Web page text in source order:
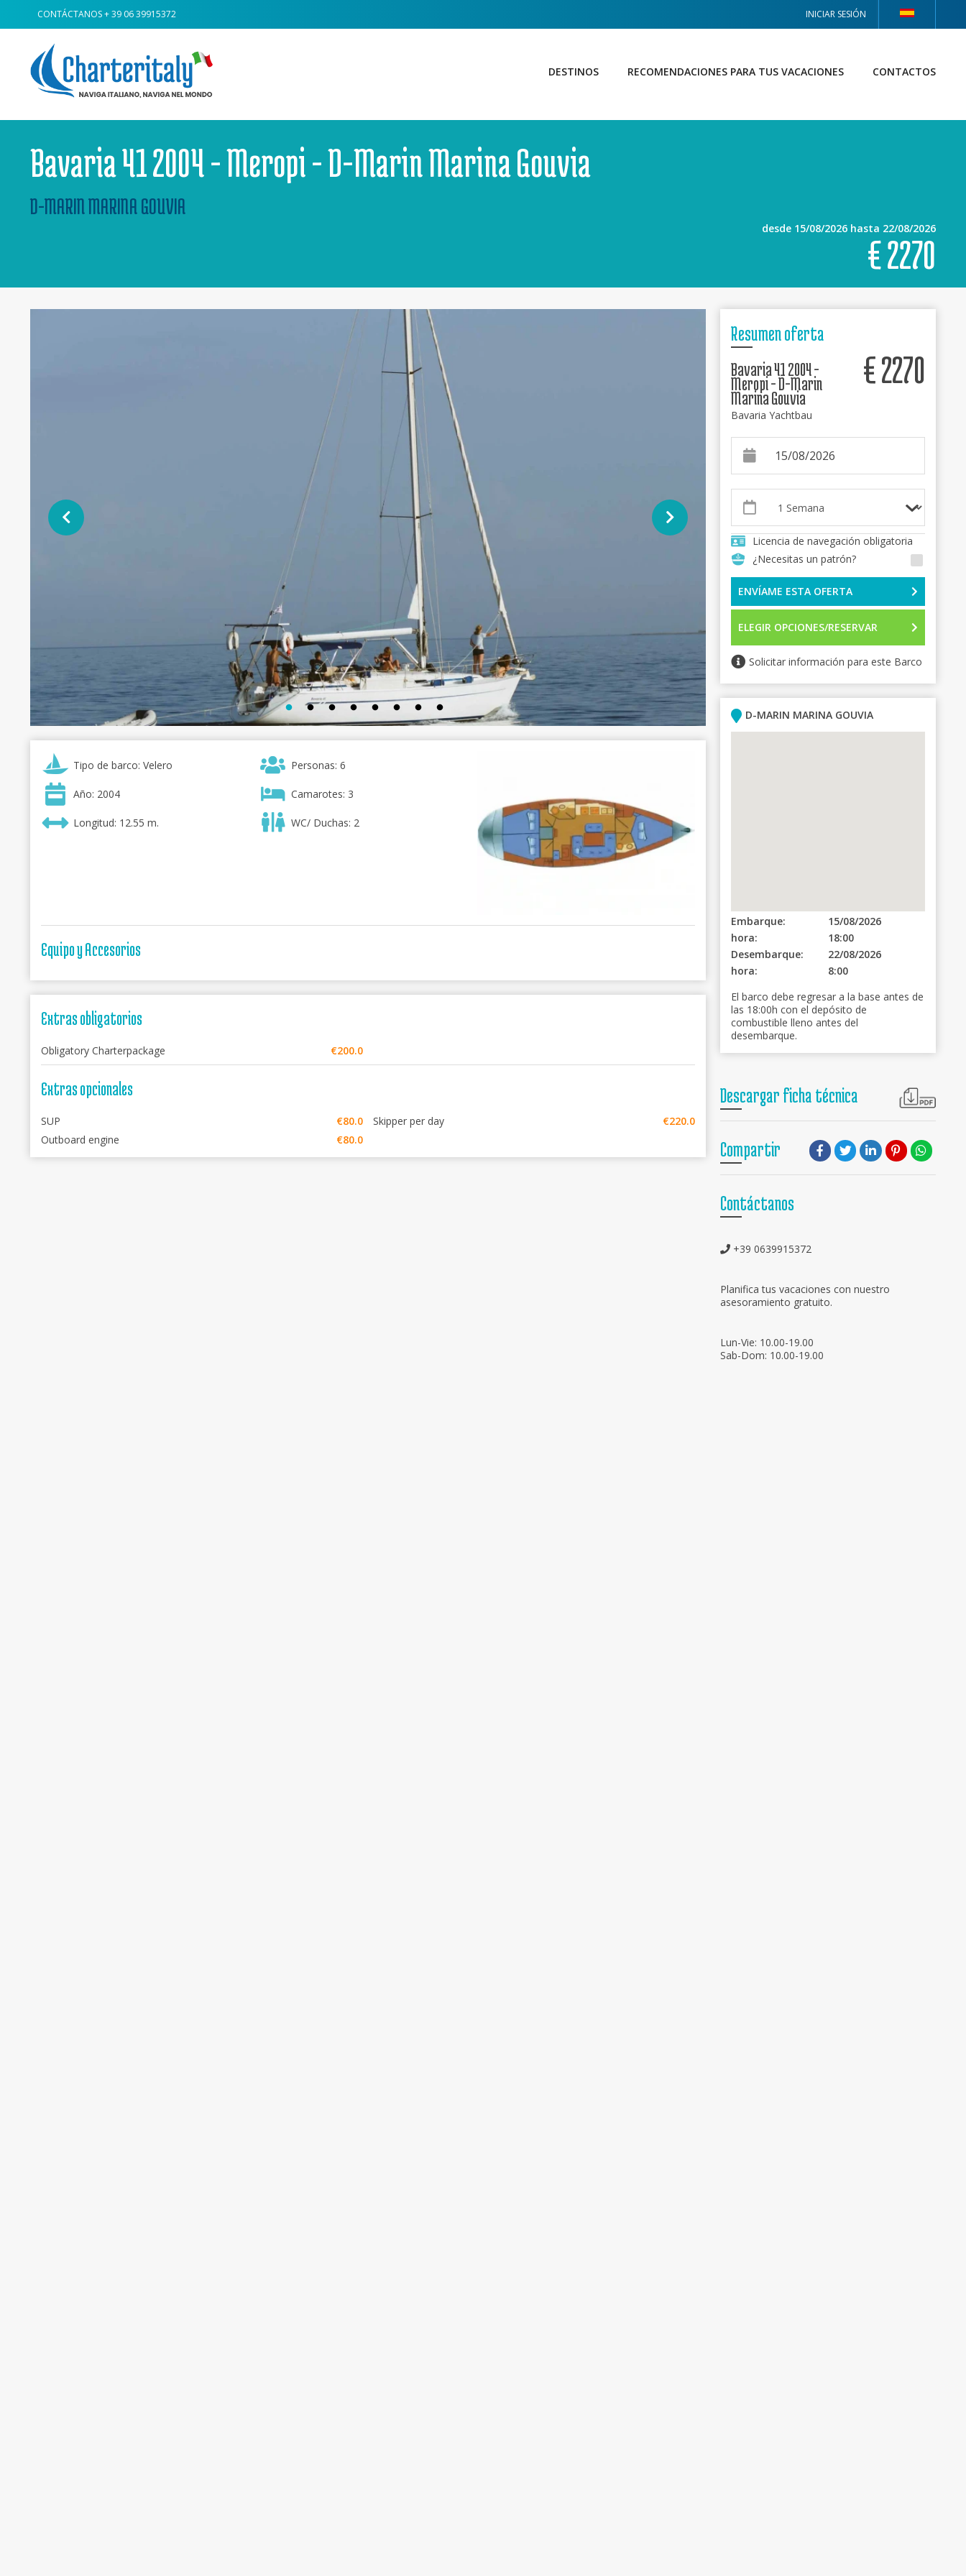
CONTÁCTANOS+ 39 06 39915372 INICIAR SESIÓN
DESTINOS RECOMENDACIONES PARA TUS VACACIONES CONTACTOS
Bavaria 41 2004 - Meropi - D-Marin Marina Gouvia
D-MARIN MARINA GOUVIA
desde 15/08/2026 hasta 22/08/2026
€2270
Tipo de barco: Velero
Año: 2004
Longitud: 12.55 m.
Personas: 6
Camarotes: 3
WC/ Duchas: 2
Equipo y Accesorios
Extras obligatorios
Obligatory Charterpackage €200.0
Extras opcionales
SUP
€80.0
Outboard engine
€80.0
Skipper per day €220.0
Resumen oferta
Bavaria 41 2004 -
Meropi - D-Marin
Marina Gouvia
Bavaria Yachtbau
€2270
Licencia de navegación obligatoria
¿Necesitas un patrón?
ENVÍAME ESTA OFERTA
ELEGIR OPCIONES/RESERVAR
Solicitar información para este Barco
D-MARIN MARINA GOUVIA
Embarque:
15/08/2026
hora:
18:00
Desembarque:
22/08/2026
hora:
8:00
El barco debe regresar a la base antes de
las 18:00h con el depósito de
combustible lleno antes del
desembarque.
Descargar ficha técnica
Compartir
Contáctanos
+39 0639915372
Planifica tus vacaciones con nuestro
asesoramiento gratuito.
Lun-Vie: 10.00-19.00
Sab-Dom: 10.00-19.00